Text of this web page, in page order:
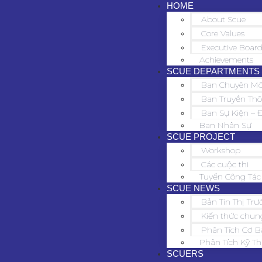
HOME
About Scue
Core Values
Executive Board
Achievements
SCUE DEPARTMENTS
Ban Chuyên
Ban Truyền
Ban Sự Kiện –
Ban Nhân Sự
SCUE PROJECT
Workshop
Các cuộc thi
Tuyển Công
SCUE NEWS
Bản Tin Thị
Kiến thức
Phân Tích Cơ
Phân Tích Kỹ
SCUERS